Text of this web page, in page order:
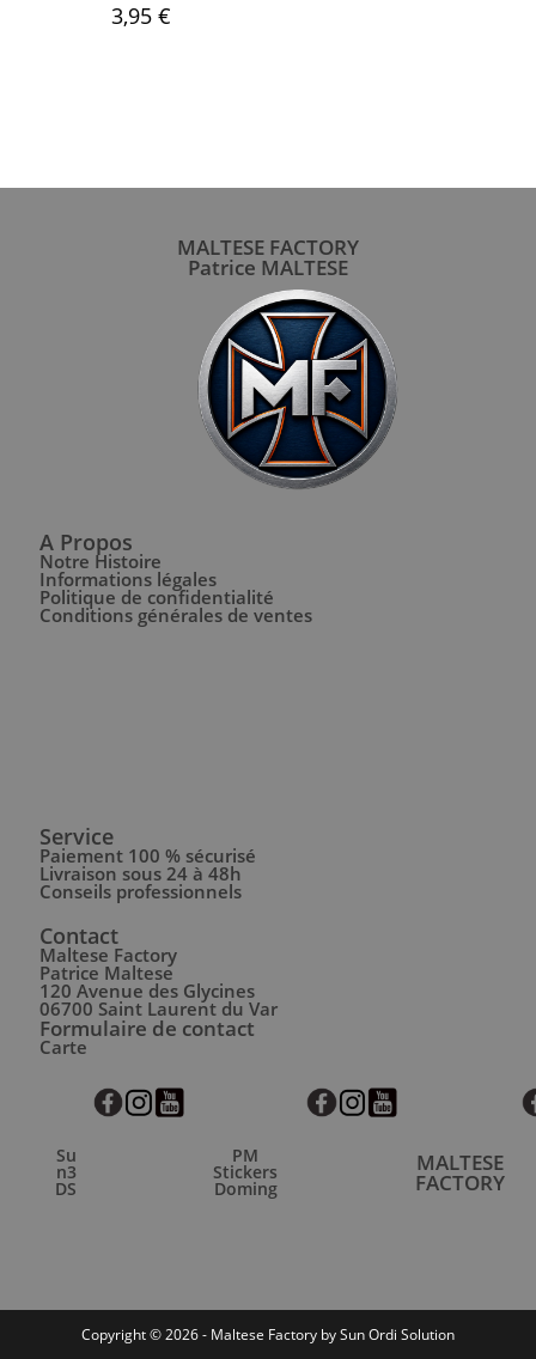
3,95€
MALTESE FACTORY
Patrice MALTESE
A Propos
Notre Histoire
Informations légales
Politique de confidentialité
Conditions générales de ventes
Service
Paiement 100 % sécurisé
Livraison sous 24 à 48h
Conseils professionnels
Contact
Maltese Factory
Patrice Maltese
120 Avenue des Glycines
06700 Saint Laurent du Var
Formulaire de contact
Carte
Su
n3
DS
PM
Stickers
Doming
MALTESE
FACTORY
Copyright © 2026 - Maltese Factory by Sun Ordi Solution